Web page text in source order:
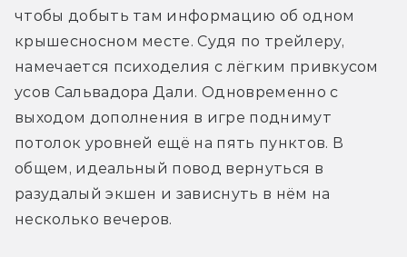
чтобы добыть там информацию об одном
крышесносном месте. Судя по трейлеру,
намечается психоделия с лёгким привкусом
усов Сальвадора Дали. Одновременно с
выходом дополнения в игре поднимут
потолок уровней ещё на пять пунктов. В
общем, идеальный повод вернуться в
разудалый экшен и зависнуть в нём на
несколько вечеров.